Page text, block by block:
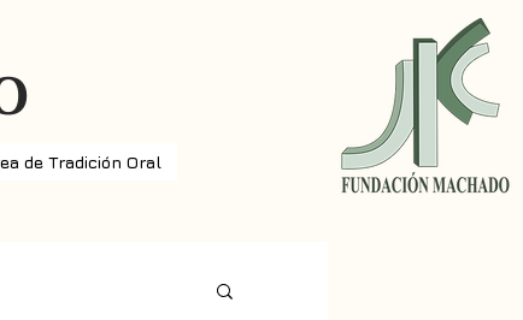
de Tradición Oral